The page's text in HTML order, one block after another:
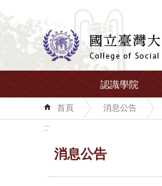
跳到主要內容區塊
認識學院
首頁 消息公告
:::
消息公告